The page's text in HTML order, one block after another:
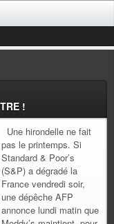
!
Une hirondelle ne fait
pas le printemps. Si
Standard & Poor’s
(S&P) a dégradé la
France vendredi soir,
une dépêche AFP
annonce lundi matin que